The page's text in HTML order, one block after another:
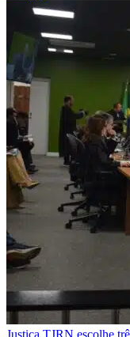
Justiça TJRN escolhe